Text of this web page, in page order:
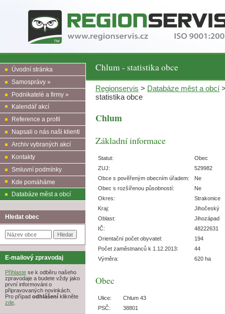
Chlum - statistika obce
Úvodní stránka
Samosprávy »
Podnikatelé a firmy »
Kalendář akcí
Reference a profil
Napsali o nás naši klienti
Archiv vybraných akcí
Kontakty
Smluvní podmínky
Kde pomáháme
Databáze měst a obcí
Hledat obec
E-mailový zpravodaj
Přihlaste se k odběru našeho
zpravodaje a budete vždy jako
první informováni o
připravovaných novinkách.
Pro případ odhlášení klikněte
zde.
Regionservis > Databáze měst a obcí
statistika obce
Chlum
Základní informace
Statut:
Obec
ZUJ:
529982
Obce s pověřeným obecním úřadem:
Ne
Obec s rozšířenou působností:
Ne
Okres:
Strakonice
Kraj:
Jihočeský
Oblast:
Jihozápad
IČ:
48222631
Orientační počet obyvatel:
194
Počet zaměstnanců k 1.12.2013:
44
Výměra:
620 ha
Obec
Ulice:
Chlum 43
PSČ:
38801